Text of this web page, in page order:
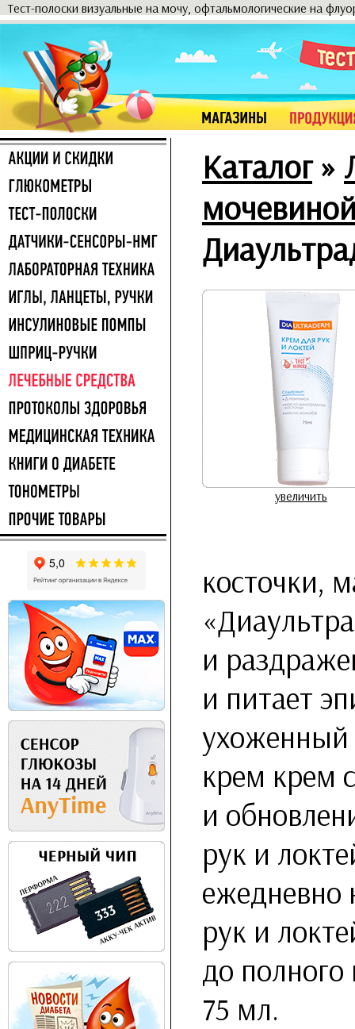
Тест-полоски визуальные на мочу, офтальмологические на
Каталог»
увеличить
косточки,
и
и питает
ухоженный
крем крем
и
рук и
ежедневно
рук и
до
75 мл.